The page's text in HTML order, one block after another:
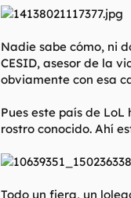
Nadie sabe cómo, ni
CESID, asesor de la
obviamente con esa
Pues este país de
rostro conocido. Ahí
Todo un fiera, un